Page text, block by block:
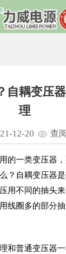
自耦变压
理
12-20 查
的一类变压器
？自耦变压器
用不同的抽头
线圈多的部分抽
和普通变压器